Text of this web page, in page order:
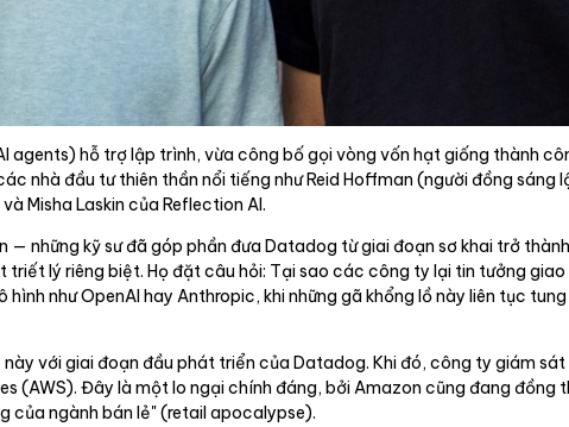
hỗ trợ lập trình, vừa công bố gọi vòng vốn hạt giống thành
nhà đầu tư thiên thần nổi tiếng như Reid Hoffman (người đồng sáng
Misha Laskin của Reflection AI.
— những kỹ sư đã góp phần đưa Datadog từ giai đoạn sơ khai trở
lý riêng biệt. Họ đặt câu hỏi: Tại sao các công ty lại tin tưởng
như OpenAI hay Anthropic, khi những gã khổng lồ này liên tục
với giai đoạn đầu phát triển của Datadog. Khi đó, công ty giám
(AWS). Đây là một lo ngại chính đáng, bởi Amazon cũng đang đồng
của ngành bán lẻ" (retail apocalypse).